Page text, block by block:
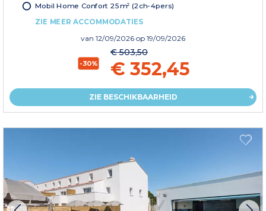
Mobil Home Confort 25m² (2ch-4pers)
ZIE MEER ACCOMMODATIES
van 12/09/2026 op 19/09/2026
-30%
€ 503,50
€ 352,45
ZIE BESCHIKBAARHEID